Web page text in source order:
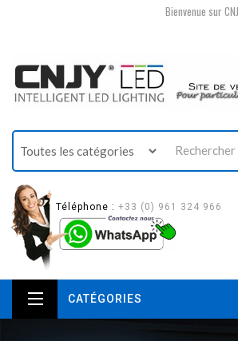
Bienvenue sur
Téléphone : +33 (0) 961 324 966
CATÉGORIES